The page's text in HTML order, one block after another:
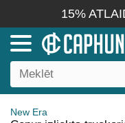
15%
New Era